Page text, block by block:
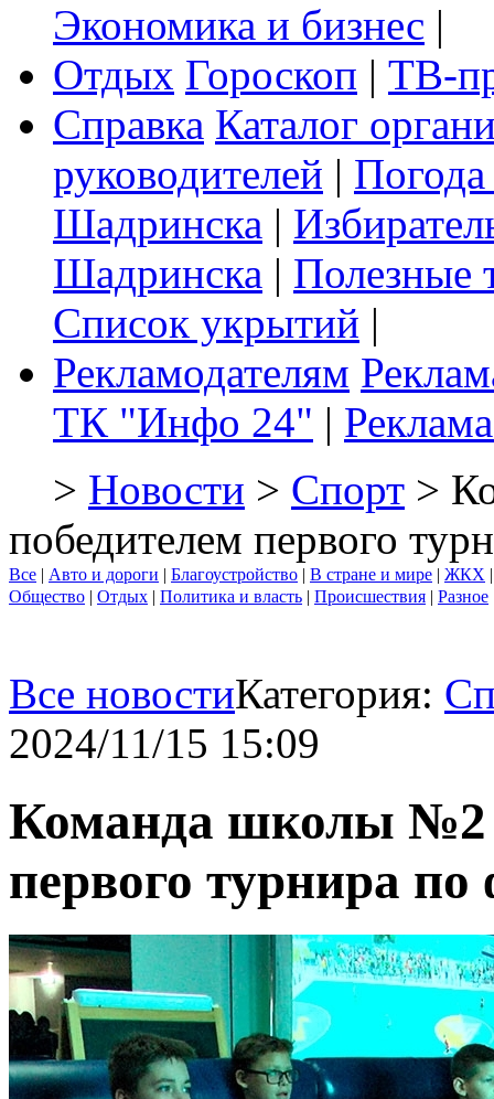
Экономика и бизнес |
Отдых Гороскоп | ТВ-
Справка Каталог
руководителей |
Шадринска |
Шадринска | Полезные
Список укрытий |
Рекламодателям
ТК "Инфо 24" |
> Новости > Спорт >
победителем первого
Все | Авто и дороги | Благоустройство | В стране и мире | ЖКХ
Общество | Отдых | Политика и власть | Происшествия | Разное
Все новостиКатегория:
2024/11/15 15:09
Команда школы №2
первого турнира